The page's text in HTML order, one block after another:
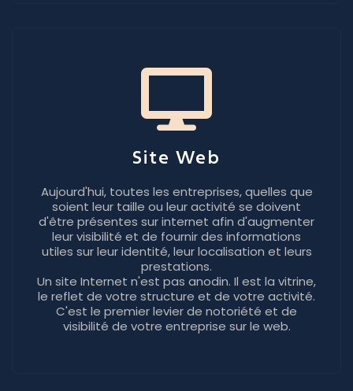
Site Web
Aujourd'hui, toutes les entreprises, quelles que
soient leur taille ou leur activité se doivent
d'être présentes sur internet afin d'augmenter
leur visibilité et de fournir des informations
utiles sur leur identité, leur localisation et leurs
prestations.
Un site Internet n'est pas anodin. Il est la vitrine,
le reflet de votre structure et de votre activité.
C'est le premier levier de notoriété et de
visibilité de votre entreprise sur le web.